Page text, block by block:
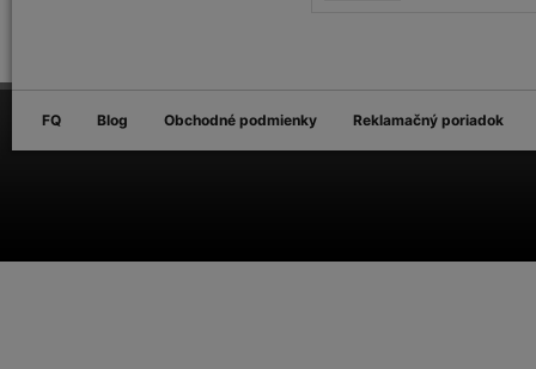
FQ Blog Obchodné podmienky Reklamačný poriadok